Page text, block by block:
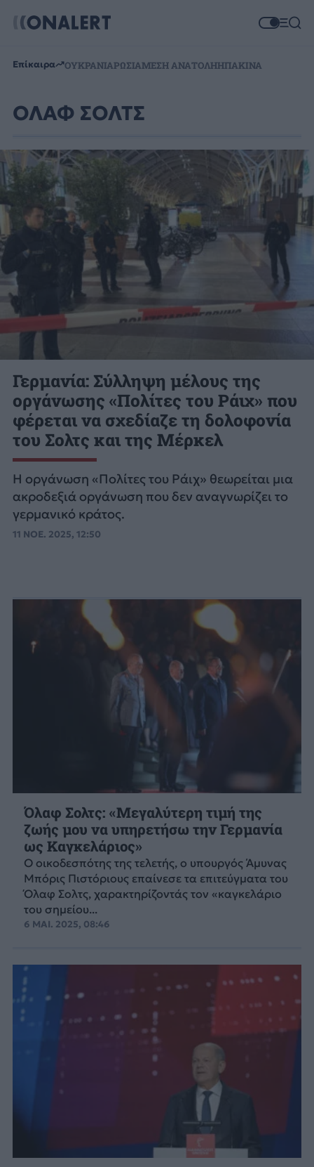
Επίκαιρα ΟΥΚΡΑΝΙΑΡΩΣΙΑΜΕΣΗ ΑΝΑΤΟΛΗΗΠΑΚΙΝΑ
ΟΛΑΦ ΣΟΛΤΣ
Γερμανία: Σύλληψη μέλους της
οργάνωσης «Πολίτες του Ράιχ» που
φέρεται να σχεδίαζε τη δολοφονία
του Σολτς και της Μέρκελ
Η οργάνωση «Πολίτες του Ράιχ» θεωρείται μια
ακροδεξιά οργάνωση που δεν αναγνωρίζει το
γερμανικό κράτος.
11 ΝΟΕ. 2025, 12:50
Όλαφ Σολτς: «Μεγαλύτερη τιμή της
ζωής μου να υπηρετήσω την Γερμανία
ως Καγκελάριος»
Ο οικοδεσπότης της τελετής, ο υπουργός Άμυνας
Μπόρις Πιστόριους επαίνεσε τα επιτεύγματα του
Όλαφ Σολτς, χαρακτηρίζοντάς τον «καγκελάριο
του σημείου...
6 ΜΑΙ. 2025, 08:46